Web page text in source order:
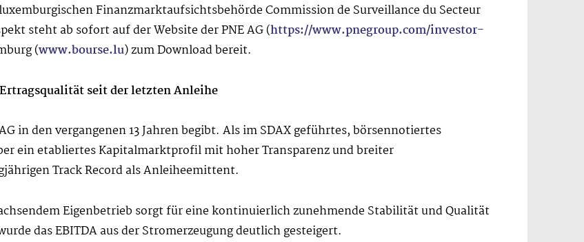
Finanzmarktaufsichtsbehörde Commission de Surveillance du Secteur
steht ab sofort auf der Website der PNE AG (https://www.pnegroup.com/investor-
(www.bourse.lu) zum Download bereit.
seit der letzten Anleihe
in den vergangenen 13 Jahren begibt. Als im SDAX geführtes, börsennotiertes
ein etabliertes Kapitalmarktprofil mit hoher Transparenz und breiter
Track Record als Anleiheemittent.
Eigenbetrieb sorgt für eine kontinuierlich zunehmende Stabilität und Qualität
das EBITDA aus der Stromerzeugung deutlich gesteigert.